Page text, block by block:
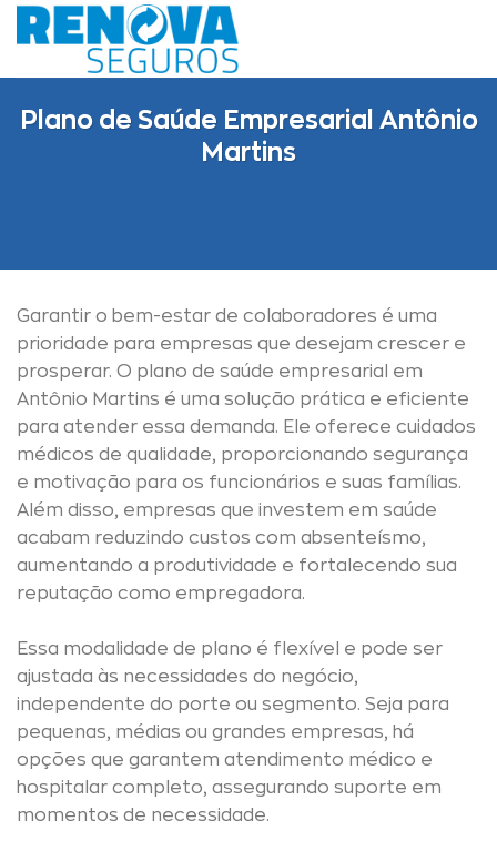
Skip
to
Plano de Saúde Empresarial Antônio
Martins
Garantir o bem-estar de colaboradores é uma
prioridade para empresas que desejam crescer e
prosperar. O plano de saúde empresarial em
Antônio Martins é uma solução prática e eficiente
para atender essa demanda. Ele oferece cuidados
médicos de qualidade, proporcionando segurança
e motivação para os funcionários e suas famílias.
Além disso, empresas que investem em saúde
acabam reduzindo custos com absenteísmo,
aumentando a produtividade e fortalecendo sua
reputação como empregadora.
Essa modalidade de plano é flexível e pode ser
ajustada às necessidades do negócio,
independente do porte ou segmento. Seja para
pequenas, médias ou grandes empresas, há
opções que garantem atendimento médico e
hospitalar completo, assegurando suporte em
momentos de necessidade.